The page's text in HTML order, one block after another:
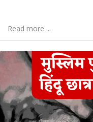
Read more ...